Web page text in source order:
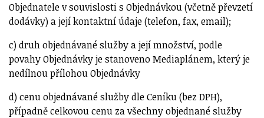
Objednatele v souvislosti s Objednávkou (včetně převzetí
dodávky) a její kontaktní údaje (telefon, fax, email);
c) druh objednávané služby a její množství, podle
povahy Objednávky je stanoveno Mediaplánem, který je
nedílnou přílohou Objednávky
d) cenu objednávané služby dle Ceníku (bez DPH),
případně celkovou cenu za všechny objednané služby